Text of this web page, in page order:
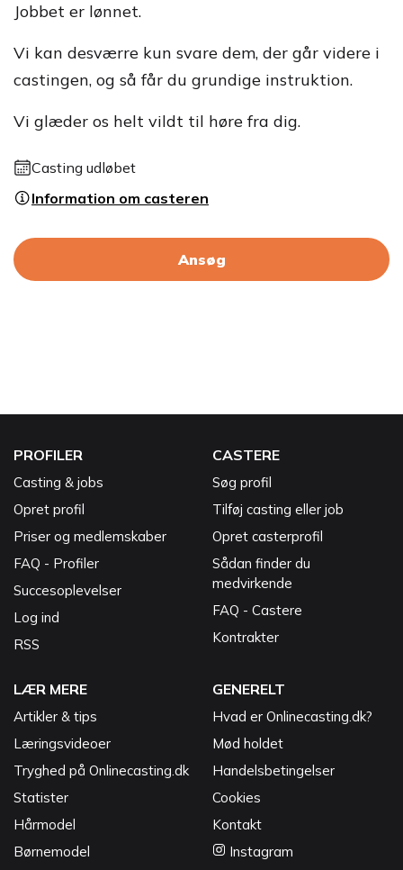
Jobbet er lønnet.
Vi kan desværre kun svare dem, der går videre i
castingen, og så får du grundige instruktion.
Vi glæder os helt vildt til høre fra dig.
Casting udløbet
Information om casteren
Ansøg
PROFILER
Casting & jobs
Opret profil
Priser og medlemskaber
FAQ - Profiler
Succesoplevelser
Log ind
RSS
CASTERE
Søg profil
Tilføj casting eller job
Opret casterprofil
Sådan finder du
medvirkende
FAQ - Castere
Kontrakter
LÆR MERE
Artikler & tips
Læringsvideoer
Tryghed på Onlinecasting.dk
Statister
Hårmodel
Børnemodel
GENERELT
Hvad er Onlinecasting.dk?
Mød holdet
Handelsbetingelser
Cookies
Kontakt
Instagram